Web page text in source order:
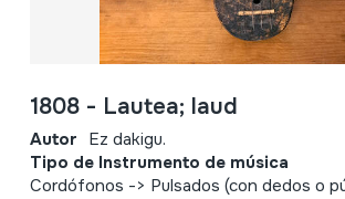
1808 - Lautea; laud
Autor Ez dakigu.
Tipo de Instrumento de música
Cordófonos -> Pulsados (con dedos o